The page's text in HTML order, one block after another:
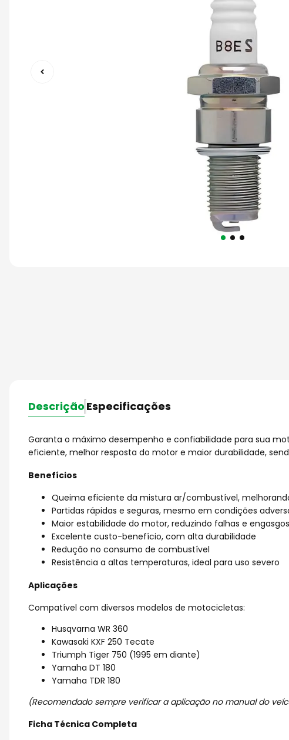
capacete aberto
race tech
Descrição Especificações
Garanta o máximo desempenho e confiabilidade para sua
eficiente, melhor resposta do motor e maior durabilidade,
Benefícios
Queima eficiente da mistura ar/combustível,
Partidas rápidas e seguras, mesmo em condições
Maior estabilidade do motor, reduzindo falhas e engasgos
Excelente custo-benefício, com alta durabilidade
Redução no consumo de combustível
Resistência a altas temperaturas, ideal para uso severo
Aplicações
Compatível com diversos modelos de motocicletas:
Husqvarna WR 360
Kawasaki KXF 250 Tecate
Triumph Tiger 750 (1995 em diante)
Yamaha DT 180
Yamaha TDR 180
(Recomendado sempre verificar a aplicação no manual do
Ficha Técnica Completa